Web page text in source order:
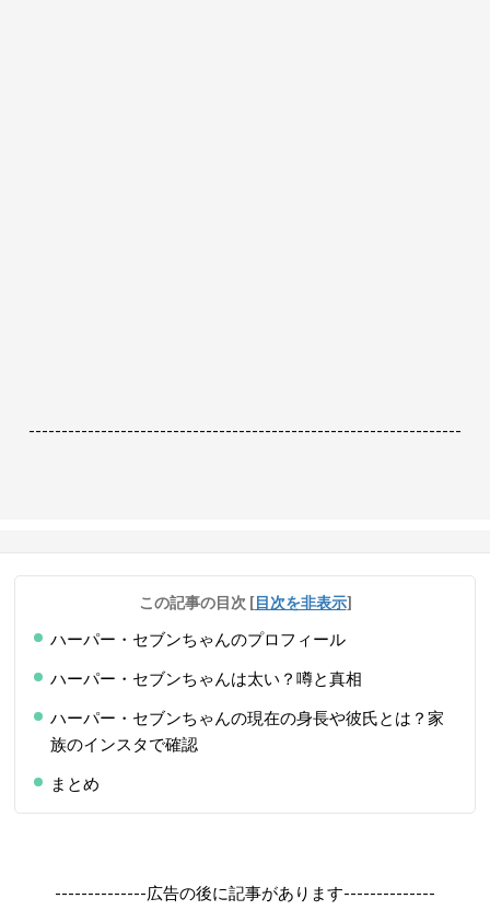
------------------------------------------------------------------
この記事の目次 [目次を非表示]
ハーパー・セブンちゃんのプロフィール
ハーパー・セブンちゃんは太い？噂と真相
ハーパー・セブンちゃんの現在の身長や彼氏とは？家
族のインスタで確認
まとめ
--------------広告の後に記事があります--------------